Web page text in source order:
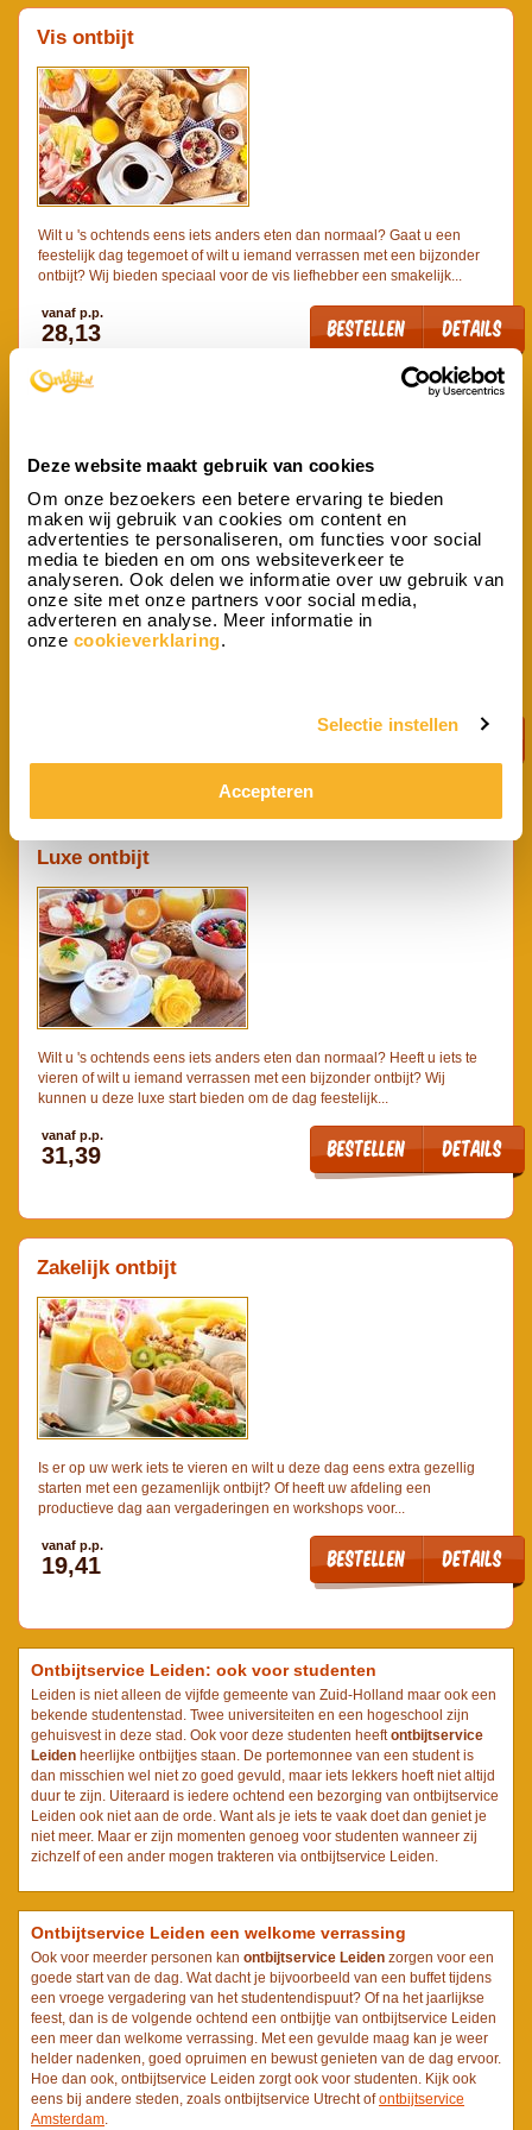
Deze website maakt gebruik van cookies
Om onze bezoekers een betere ervaring te bieden
maken wij gebruik van cookies om content en
advertenties te personaliseren, om functies voor social
media te bieden en om ons websiteverkeer te
analyseren. Ook delen we informatie over uw gebruik van
onze site met onze partners voor social media,
adverteren en analyse. Meer informatie in
onze cookieverklaring.
Selectie instellen
Accepteren
Vis ontbijt
Wilt u 's ochtends eens iets anders eten dan normaal? Gaat u een
feestelijk dag tegemoet of wilt u iemand verrassen met een bijzonder
ontbijt? Wij bieden speciaal voor de vis liefhebber een smakelijk...
vanaf p.p.
28,13
Speciaal voor de kleine eter in het gezelschap: het kinderontbijt.
Luxe ontbijt
Wilt u 's ochtends eens iets anders eten dan normaal? Heeft u iets te
vieren of wilt u iemand verrassen met een bijzonder ontbijt? Wij
kunnen u deze luxe start bieden om de dag feestelijk...
vanaf p.p.
31,39
Zakelijk ontbijt
Is er op uw werk iets te vieren en wilt u deze dag eens extra gezellig
starten met een gezamenlijk ontbijt? Of heeft uw afdeling een
productieve dag aan vergaderingen en workshops voor...
vanaf p.p.
19,41
Ontbijtservice Leiden: ook voor studenten
Leiden is niet alleen de vijfde gemeente van Zuid-Holland maar ook een
bekende studentenstad. Twee universiteiten en een hogeschool zijn
gehuisvest in deze stad. Ook voor deze studenten heeftontbijtservice
Leiden heerlijke ontbijtjes staan. De portemonnee van een student is
dan misschien wel niet zo goed gevuld, maar iets lekkers hoeft niet altijd
duur te zijn. Uiteraard is iedere ochtend een bezorging van ontbijtservice
Leiden ook niet aan de orde. Want als je iets te vaak doet dan geniet je
niet meer. Maar er zijn momenten genoeg voor studenten wanneer zij
zichzelf of een ander mogen trakteren via ontbijtservice Leiden.
Ontbijtservice Leiden een welkome verrassing
Ook voor meerder personen kan ontbijtservice Leiden zorgen voor een
goede start van de dag. Wat dacht je bijvoorbeeld van een buffet tijdens
een vroege vergadering van het studentendispuut? Of na het jaarlijkse
feest, dan is de volgende ochtend een ontbijtje van ontbijtservice Leiden
een meer dan welkome verrassing. Met een gevulde maag kan je weer
helder nadenken, goed opruimen en bewust genieten van de dag ervoor.
Hoe dan ook, ontbijtservice Leiden zorgt ook voor studenten. Kijk ook
eens bij andere steden, zoals ontbijtservice Utrecht ofontbijtservice
Amsterdam.